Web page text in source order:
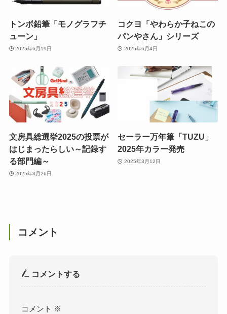
トンボ鉛筆「モノグラフチ
ューン」
2025年6月19日
コクヨ「やわらか子ねこの
パンやさん」シリーズ
2025年6月4日
文房具総選挙2025の投票が
はじまったらしい～記録す
る部門編～
2025年3月26日
セーラー万年筆「TUZU」
2025年カラー発売
2025年3月12日
コメント
コメントする
コメント ※